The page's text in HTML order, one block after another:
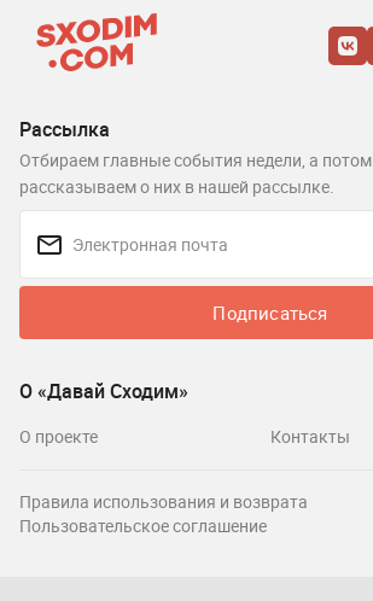
Рассылка
Отбираем главные события недели, а потом
рассказываем о них в нашей рассылке.
Подписаться
О «Давай Сходим»
О проекте Контакты
Правила использования и возврата
Пользовательское соглашение